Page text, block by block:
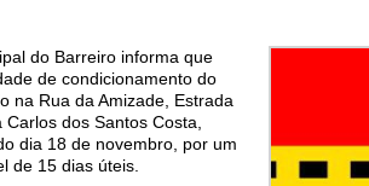
do Barreiro informa que
de condicionamento do
na Rua da Amizade, Estrada
dos Santos Costa,
dia 18 de novembro, por um
de 15 dias úteis.